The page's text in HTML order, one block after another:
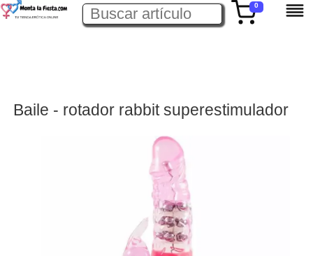
0
Baile - rotador rabbit superestimulador